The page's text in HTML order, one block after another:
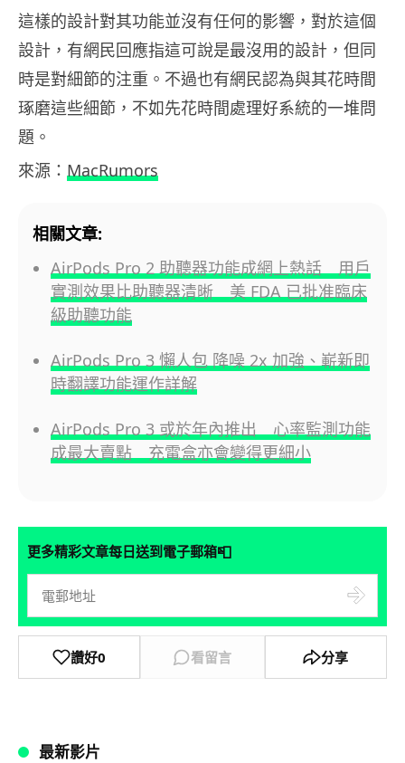
這樣的設計對其功能並沒有任何的影響，對於這個
設計，有網民回應指這可說是最沒用的設計，但同
時是對細節的注重。不過也有網民認為與其花時間
琢磨這些細節，不如先花時間處理好系統的一堆問
題。
來源： MacRumors
相關文章:
AirPods Pro 2 助聽器功能成網上熱話 用戶
實測效果比助聽器清晰 美 FDA 已批准臨床
級助聽功能
AirPods Pro 3 懶人包 降噪 2x 加強、嶄新即
時翻譯功能運作詳解
AirPods Pro 3 或於年內推出 心率監測功能
成最大賣點 充電盒亦會變得更細小
更多精彩文章每日送到電子郵箱📮
讚好0 看留言 分享
最新影片